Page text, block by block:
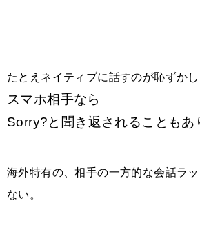
たとえネイティブに話すのが恥ずか
スマホ相手なら
Sorry?と聞き返されることもあ
海外特有の、相手の一方的な会話ラ
ない。